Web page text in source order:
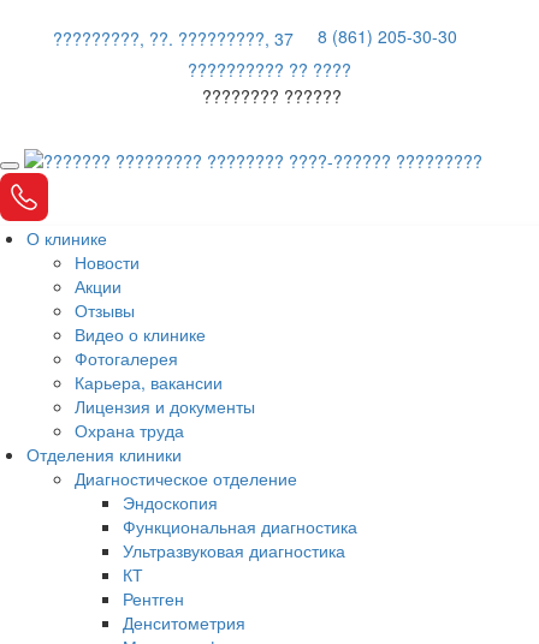
?????????, ??. ?????????, 37
8 (861) 205-30-30
?????????? ?? ????
???????? ??????
О клинике
Новости
Акции
Отзывы
Видео о клинике
Фотогалерея
Карьера, вакансии
Лицензия и документы
Охрана труда
Отделения клиники
Диагностическое отделение
Эндоскопия
Функциональная диагностика
Ультразвуковая диагностика
КТ
Рентген
Денситометрия